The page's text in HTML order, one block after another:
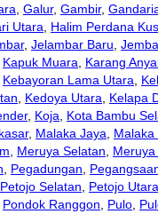
, Galur, Gambir,
Utara, Halim Perdana
, Jelambar Baru,
Kapuk Muara, Karang
Kebayoran Lama Utara,
, Kedoya Utara, Kelapa
, Koja, Kota Bambu
, Malaka Jaya, Malaka
, Meruya Selatan,
, Pegadungan,
Petojo Selatan, Petojo Utara
Pondok Ranggon, Pulo,